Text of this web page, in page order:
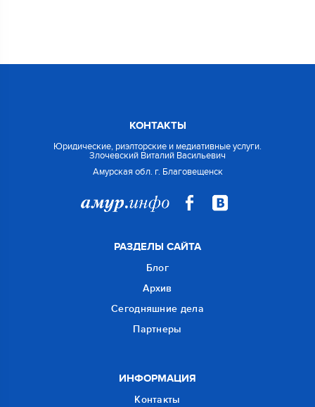
КОНТАКТЫ
Юридические, риэлторские и медиативные услуги.
Злочевский Виталий Васильевич
Амурская обл. г. Благовещенск
РАЗДЕЛЫ САЙТА
Блог
Архив
Сегодняшние дела
Партнеры
ИНФОРМАЦИЯ
Контакты